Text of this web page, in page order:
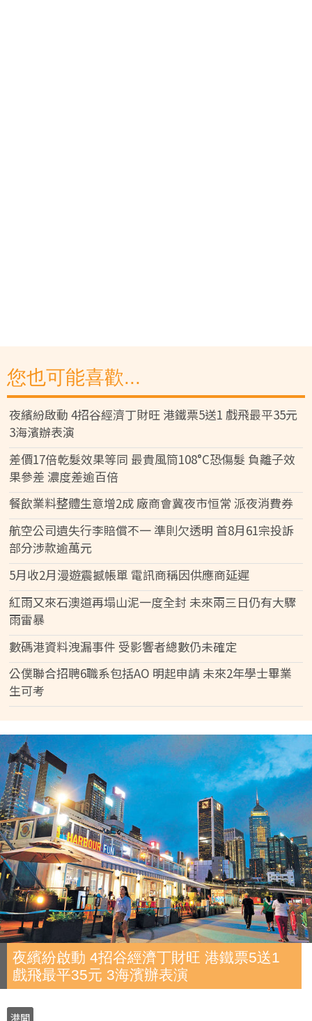
您也可能喜歡...
夜繽紛啟動 4招谷經濟丁財旺 港鐵票5送1 戲飛最平35元
3海濱辦表演
差價17倍乾髮效果等同 最貴風筒108°C恐傷髮 負離子效
果參差 濃度差逾百倍
餐飲業料整體生意增2成 廠商會冀夜市恒常 派夜消費券
航空公司遺失行李賠償不一 準則欠透明 首8月61宗投訴
部分涉款逾萬元
5月收2月漫遊震撼帳單 電訊商稱因供應商延遲
紅雨又來石澳道再塌山泥一度全封 未來兩三日仍有大驟
雨雷暴
數碼港資料洩漏事件 受影響者總數仍未確定
公僕聯合招聘6職系包括AO 明起申請 未來2年學士畢業
生可考
夜繽紛啟動 4招谷經濟丁財旺 港鐵票5送1
戲飛最平35元 3海濱辦表演
港聞